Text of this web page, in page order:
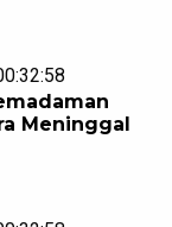
Meninggal